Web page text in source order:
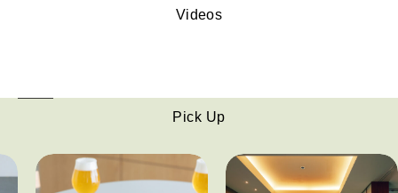
Videos
Pick Up